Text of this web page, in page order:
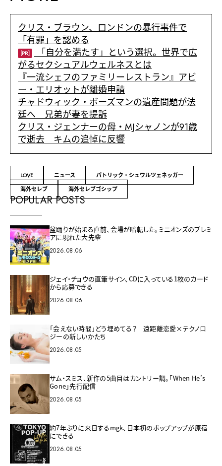
クリス・ブラウン、ロンドンの暴行事件で
「有罪」を認める
[PR]
「自分を満たす」という選択。世界で広
がるセクシュアルウェルネスとは
『一流シェフのファミリーレストラン』アビ
ー・エリオットが離婚申請
チャドウィック・ボーズマンの遺産問題が法
廷へ 兄弟が妻を提訴
クリス・ジェンナーの母・MJシャノンが91歳
で逝去 キムの追悼に反響
LOVE ニュース
パトリック・シュワルツェネッガー
海外セレブ
海外セレブゴシップ
POPULAR POSTS
盆踊りが始まる直前、会場が暗転した。ミニオンズのプレミ
アに現れた大先輩
2026.08.06
ジェイ・チョウの直筆サイン、CDに入っている1枚のカード
から応募できる
2026.08.06
「会えない時間」どう埋めてる？ 遠距離恋愛×テクノロ
ジーの新しいかたち
2026.08.05
サム・スミス、新作の5曲目はカントリー調。「When He’s
Gone」先行配信
2026.08.05
約7年ぶりに来日するmgk、日本初のポップアップが原宿
にできる
2026.08.05